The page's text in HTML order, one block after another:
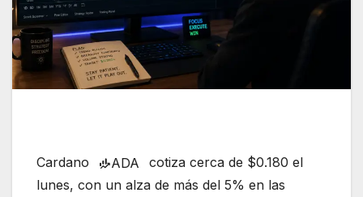
Cardano ADA
cotiza cerca de $0.180 el
lunes, con un alza de más del 5% en las